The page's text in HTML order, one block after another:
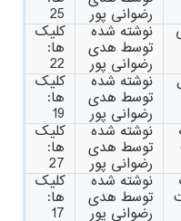
رضوانی پور 25
نوشته شده
توسط هدی
رضوانی پور
کلیک
ها:
22
نوشته شده
توسط هدی
رضوانی پور
کلیک
ها:
19
نوشته شده
توسط هدی
رضوانی پور
کلیک
ها:
27
نوشته شده
توسط هدی
رضوانی پور
کلیک
ها:
17